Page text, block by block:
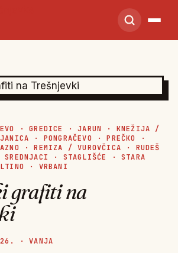
·GREDICE ·JARUN · KNEŽIJA /
· PONGRAČEVO ·PREČKO
·
·REMIZA / VUROVČICA · RUDEŠ
SREDNJACI · STAGLIŠĆE ·STARA
· VRBANI
grafiti na
· VANJA